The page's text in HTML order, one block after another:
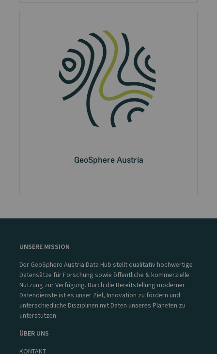
GeoSphere Austria
UNSERE MISSION
Der GeoSphere Austria Data Hub stellt qualitativ hochwertige
Datensätze für Forschung sowie öffentliche & kommerzielle
Nutzung zur Verfügung. Durch die Bereitstellung moderner
Datendienste ist es unser Ziel, Innovation zu fördern und
unterschiedliche Disziplinen mit Daten unseres Planeten zu
unterstützen.
ÜBER UNS
KONTAKT